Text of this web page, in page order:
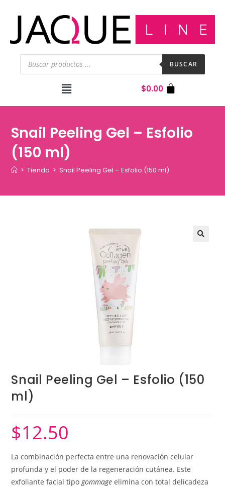
BUSCAR
$0.00
Snail Peeling Gel – Esfolio
(150 ml)
> Tienda > Snail Peeling Gel – Esfolio (150 ml)
Snail Peeling Gel – Esfolio (150
ml)
$12.50
La combinación perfecta entre una renovación celular
profunda y el poder de la regeneración cutánea. Este
exfoliante facial tipogommage elimina con total delicadeza